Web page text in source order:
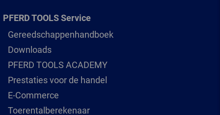
PFERD TOOLS Service
Gereedschappenhandboek
Downloads
PFERD TOOLS ACADEMY
Prestaties voor de handel
E-Commerce
Toerentalberekenaar